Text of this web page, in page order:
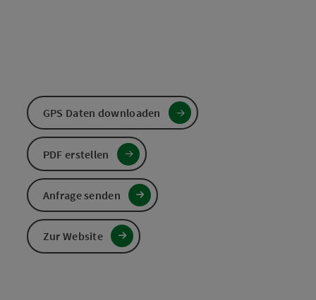
GPS Daten downloaden
PDF erstellen
Anfrage senden
Zur Website